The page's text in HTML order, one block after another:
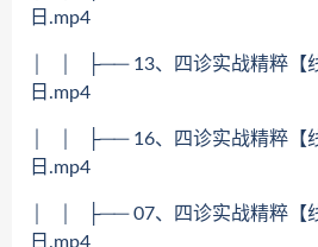
日.mp4
│ │ ├── 13、四诊实战精粹【
日.mp4
│ │ ├── 16、四诊实战精粹【
日.mp4
│ │ ├── 07、四诊实战精粹【
日.mp4